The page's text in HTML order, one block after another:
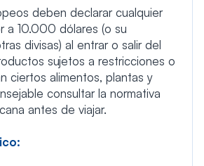
deben declarar cualquier
a 10.000 dólares (o su
divisas) al entrar o salir del
sujetos a restricciones o
ciertos alimentos, plantas y
consultar la normativa
antes de viajar.